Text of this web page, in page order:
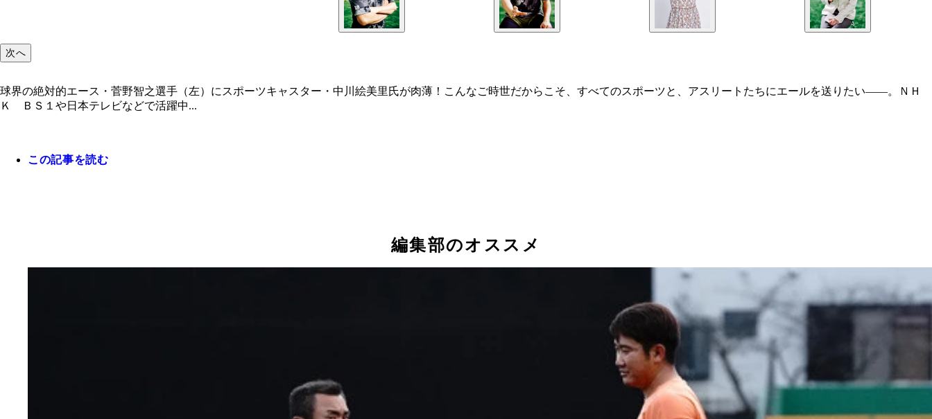
次へ
球界の絶対的エース・菅野智之選手（左）にスポーツキャスター・中川絵美里氏が肉薄！こんなご時世だからこそ、すべてのスポーツと、アスリートたちにエールを送りたい――。ＮＨ
Ｋ ＢＳ１や日本テレビなどで活躍中...
この記事を読む
編集部のオススメ